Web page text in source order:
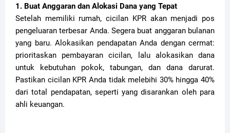
1. Buat Anggaran dan Alokasi Dana yang Tepat
Setelah memiliki rumah, cicilan KPR akan menjadi pos
pengeluaran terbesar Anda. Segera buat anggaran bulanan
yang baru. Alokasikan pendapatan Anda dengan cermat:
prioritaskan pembayaran cicilan, lalu alokasikan dana
untuk kebutuhan pokok, tabungan, dan dana darurat.
Pastikan cicilan KPR Anda tidak melebihi 30% hingga 40%
dari total pendapatan, seperti yang disarankan oleh para
ahli keuangan.